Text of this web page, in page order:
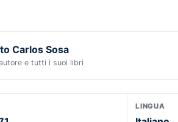
Carlos Sosa
e tutti i suoi libri
LINGUA